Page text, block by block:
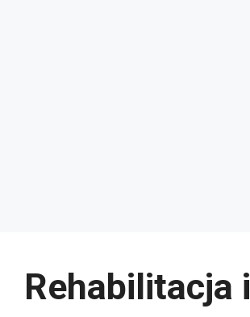
Rehabilitacja i